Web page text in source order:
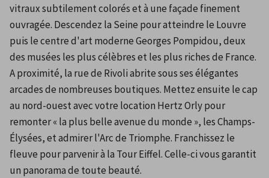
vitraux subtilement colorés et à une façade finement
ouvragée. Descendez la Seine pour atteindre le Louvre
puis le centre d'art moderne Georges Pompidou, deux
des musées les plus célèbres et les plus riches de France.
A proximité, la rue de Rivoli abrite sous ses élégantes
arcades de nombreuses boutiques. Mettez ensuite le cap
au nord-ouest avec votre location Hertz Orly pour
remonter « la plus belle avenue du monde », les Champs-
Élysées, et admirer l'Arc de Triomphe. Franchissez le
fleuve pour parvenir à la Tour Eiffel. Celle-ci vous garantit
un panorama de toute beauté.